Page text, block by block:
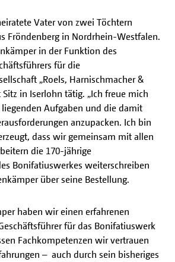
Vater von zwei Töchtern
Fröndenberg in Nordrhein-Westfalen.
in der Funktion des
für die
„Roels, Harnischmacher &
in Iserlohn tätig. „Ich freue mich
Aufgaben und die damit
anzupacken. Ich bin
dass wir gemeinsam mit allen
die 170-jährige
Bonifatiuswerkes weiterschreiben
über seine Bestellung.
haben wir einen erfahrenen
für das Bonifatiuswerk
Fachkompetenzen wir vertrauen
– auch durch sein bisheriges